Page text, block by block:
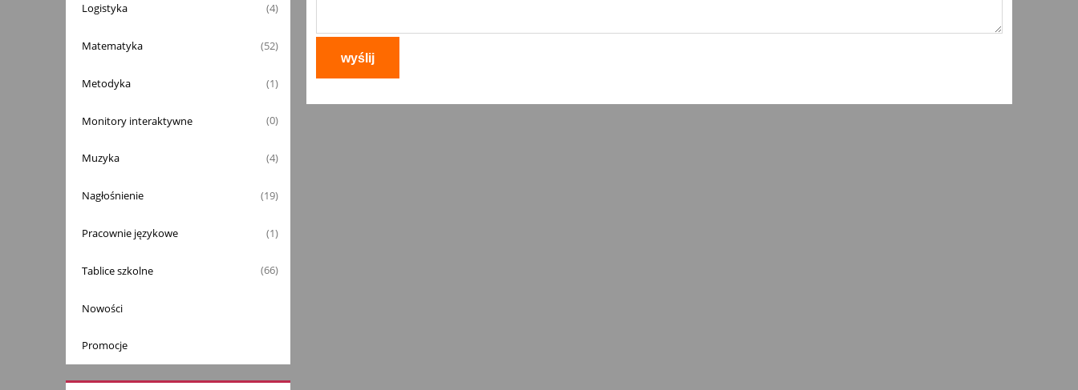
Logistyka (4)
Matematyka (52)
Metodyka (1)
Monitory interaktywne (0)
Muzyka (4)
Nagłośnienie (19)
Pracownie językowe (1)
Tablice szkolne (66)
Nowości
Promocje
wyślij